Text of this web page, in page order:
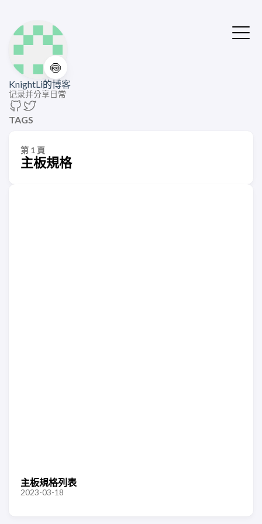
🍥
KnightLi的博客
记录并分享日常
TAGS
第 1 頁
主板規格
主板規格列表
2023-03-18